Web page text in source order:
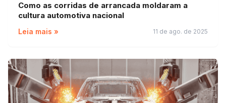
Como as corridas de arrancada moldaram a
cultura automotiva nacional
Leia mais » 11 de ago. de 2025